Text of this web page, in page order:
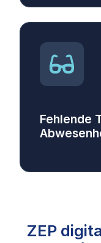
Fehlende
ZEP